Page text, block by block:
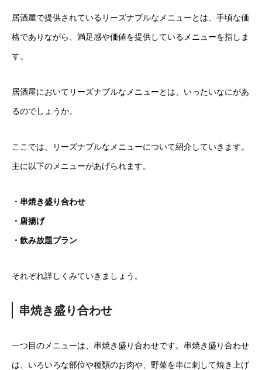
居酒屋で提供されているリーズナブルなメニューとは、手頃な価
格でありながら、満足感や価値を提供しているメニューを指しま
す。
居酒屋においてリーズナブルなメニューとは、いったいなにがあ
るのでしょうか。
ここでは、リーズナブルなメニューについて紹介していきます。
主に以下のメニューがあげられます。
・串焼き盛り合わせ
・唐揚げ
・飲み放題プラン
それぞれ詳しくみていきましょう。
串焼き盛り合わせ
一つ目のメニューは、串焼き盛り合わせです。串焼き盛り合わせ
は、いろいろな部位や種類のお肉や、野菜を串に刺して焼き上げ